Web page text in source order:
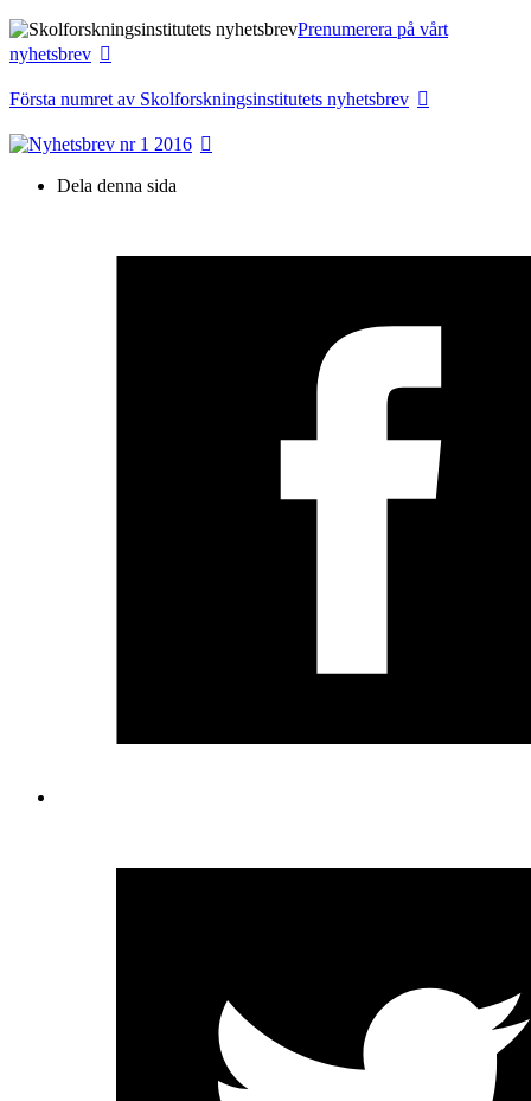
Prenumerera på vårt
nyhetsbrev
Första numret av Skolforskningsinstitutets nyhetsbrev
Dela denna sida